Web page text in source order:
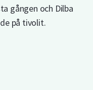
gången och Dilba
på tivolit.